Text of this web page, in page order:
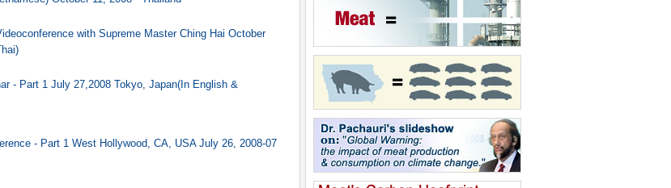
with Supreme Master Ching Hai October
- Part 1 July 27,2008 Tokyo, Japan(In English &
- Part 1 West Hollywood, CA, USA July 26, 2008-07